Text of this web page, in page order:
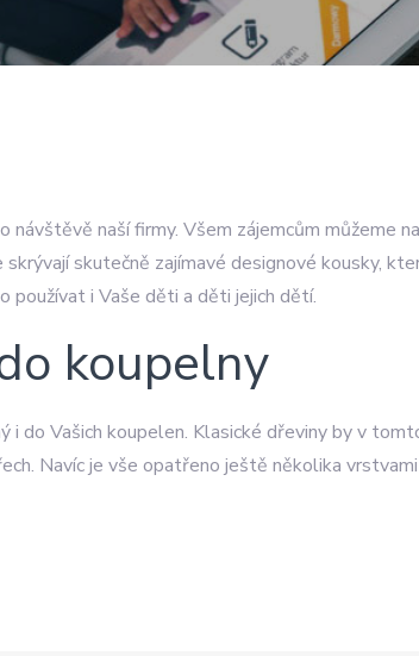
naší firmy. Všem zájemcům můžeme
skutečně zajímavé designové kousky,
používat i Vaše děti a děti jejich dětí.
koupelny
i do Vašich koupelen. Klasické dřeviny by v
Navíc je vše opatřeno ještě několika